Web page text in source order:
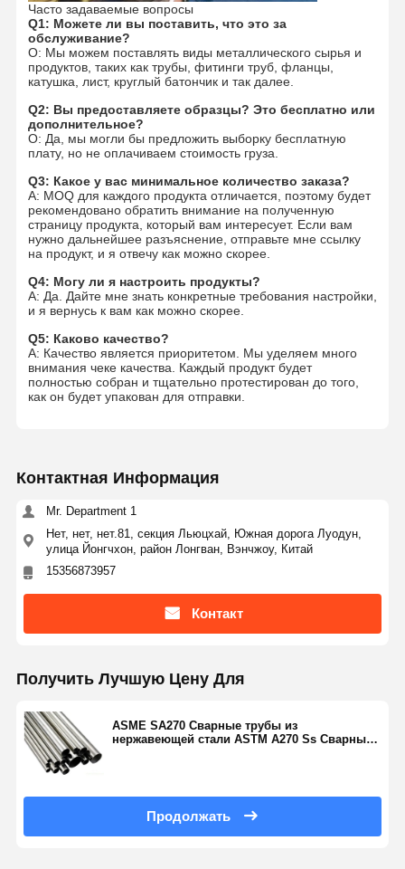
Часто задаваемые вопросы
Q1: Можете ли вы поставить, что это за
обслуживание?
О: Мы можем поставлять виды металлического сырья и
продуктов, таких как трубы, фитинги труб, фланцы,
катушка, лист, круглый батончик и так далее.
Q2: Вы предоставляете образцы? Это бесплатно или
дополнительное?
О: Да, мы могли бы предложить выборку бесплатную
плату, но не оплачиваем стоимость груза.
Q3: Какое у вас минимальное количество заказа?
A: MOQ для каждого продукта отличается, поэтому будет
рекомендовано обратить внимание на полученную
страницу продукта, который вам интересует. Если вам
нужно дальнейшее разъяснение, отправьте мне ссылку
на продукт, и я отвечу как можно скорее.
Q4: Могу ли я настроить продукты?
A: Да. Дайте мне знать конкретные требования настройки,
и я вернусь к вам как можно скорее.
Q5: Каково качество?
A: Качество является приоритетом. Мы уделяем много
внимания чеке качества. Каждый продукт будет
полностью собран и тщательно протестирован до того,
как он будет упакован для отправки.
Контактная Информация
Mr. Department 1
Нет, нет, нет.81, секция Льюцхай, Южная дорога Луодун,
улица Йонгчхон, район Лонгван, Вэнчжоу, Китай
15356873957
Контакт
Получить Лучшую Цену Для
ASME SA270 Сварные трубы из
нержавеющей стали ASTM A270 Ss Сварные
Продолжать